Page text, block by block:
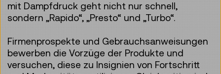
mit Dampfdruck geht nicht nur schnell,
sondern „Rapido“, „Presto“ und „Turbo“.
Firmenprospekte und Gebrauchsanweisungen
bewerben die Vorzüge der Produkte und
versuchen, diese zu Insignien von Fortschritt